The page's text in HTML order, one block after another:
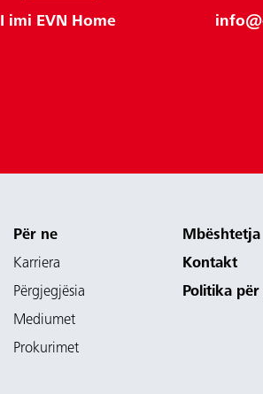
I imi EVN Home
Për ne
Karriera
Përgjegjësia
Mediumet
Prokurimet
Mbështetja
Kontakt
Politika